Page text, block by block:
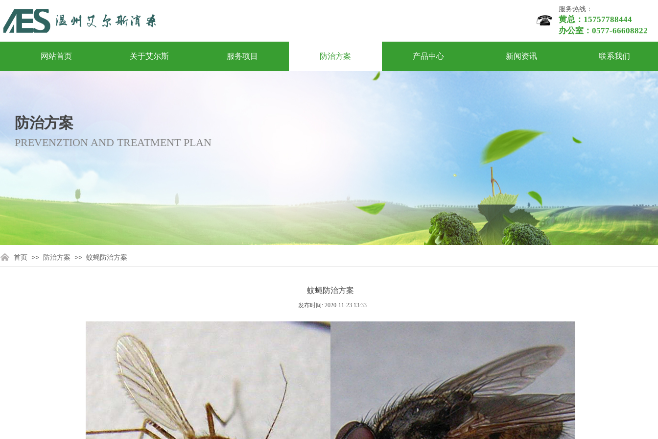
PREVENZTION AND TREATMENT PLAN
防治方案
首页 >> 防治方案 >> 蚊蝇防治方案
蚊蝇防治方案
发布时间: 2020-11-23 13:33
网站首页 关于艾尔斯 服务项目 防治方案 产品中心 新闻资讯 联系我们
服务热线：
黄总：15757788444
办公室：0577-66608822